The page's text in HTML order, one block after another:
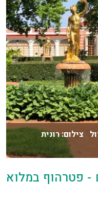
צילום: רונית
- פטרהוף במלוא